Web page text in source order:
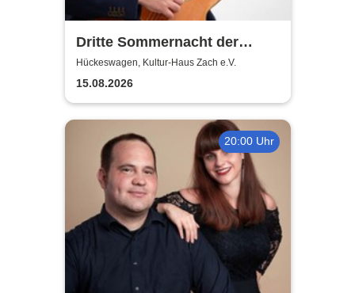
Dritte Sommernacht der
Klassik 2026
Hückeswagen, Kultur-Haus Zach e.V.
15.08.2026
20:00 Uhr